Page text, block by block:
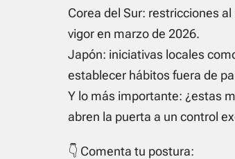
Corea del Sur: restricciones
vigor en marzo de 2026.
Japón: iniciativas locales
establecer hábitos fuera de
Y lo más importante: ¿estas
abren la puerta a un control
👇 Comenta tu postura: